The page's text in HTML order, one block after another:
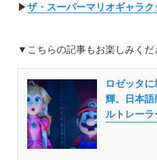
▶︎ザ・スーパーマリオギャラ
▼こちらの記事もお楽しみくだ
ロゼッタ
輝。日本語
ルトレー